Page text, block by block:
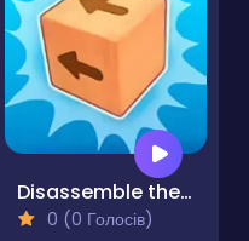
Disassemble the Cube Wooden in 3D!
0 (0 Голосів)